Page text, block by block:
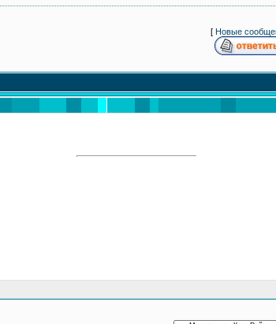
[ Новые